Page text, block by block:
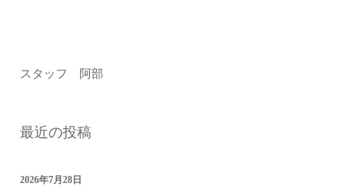
スタッフ 阿部
最近の投稿
2026年7月28日